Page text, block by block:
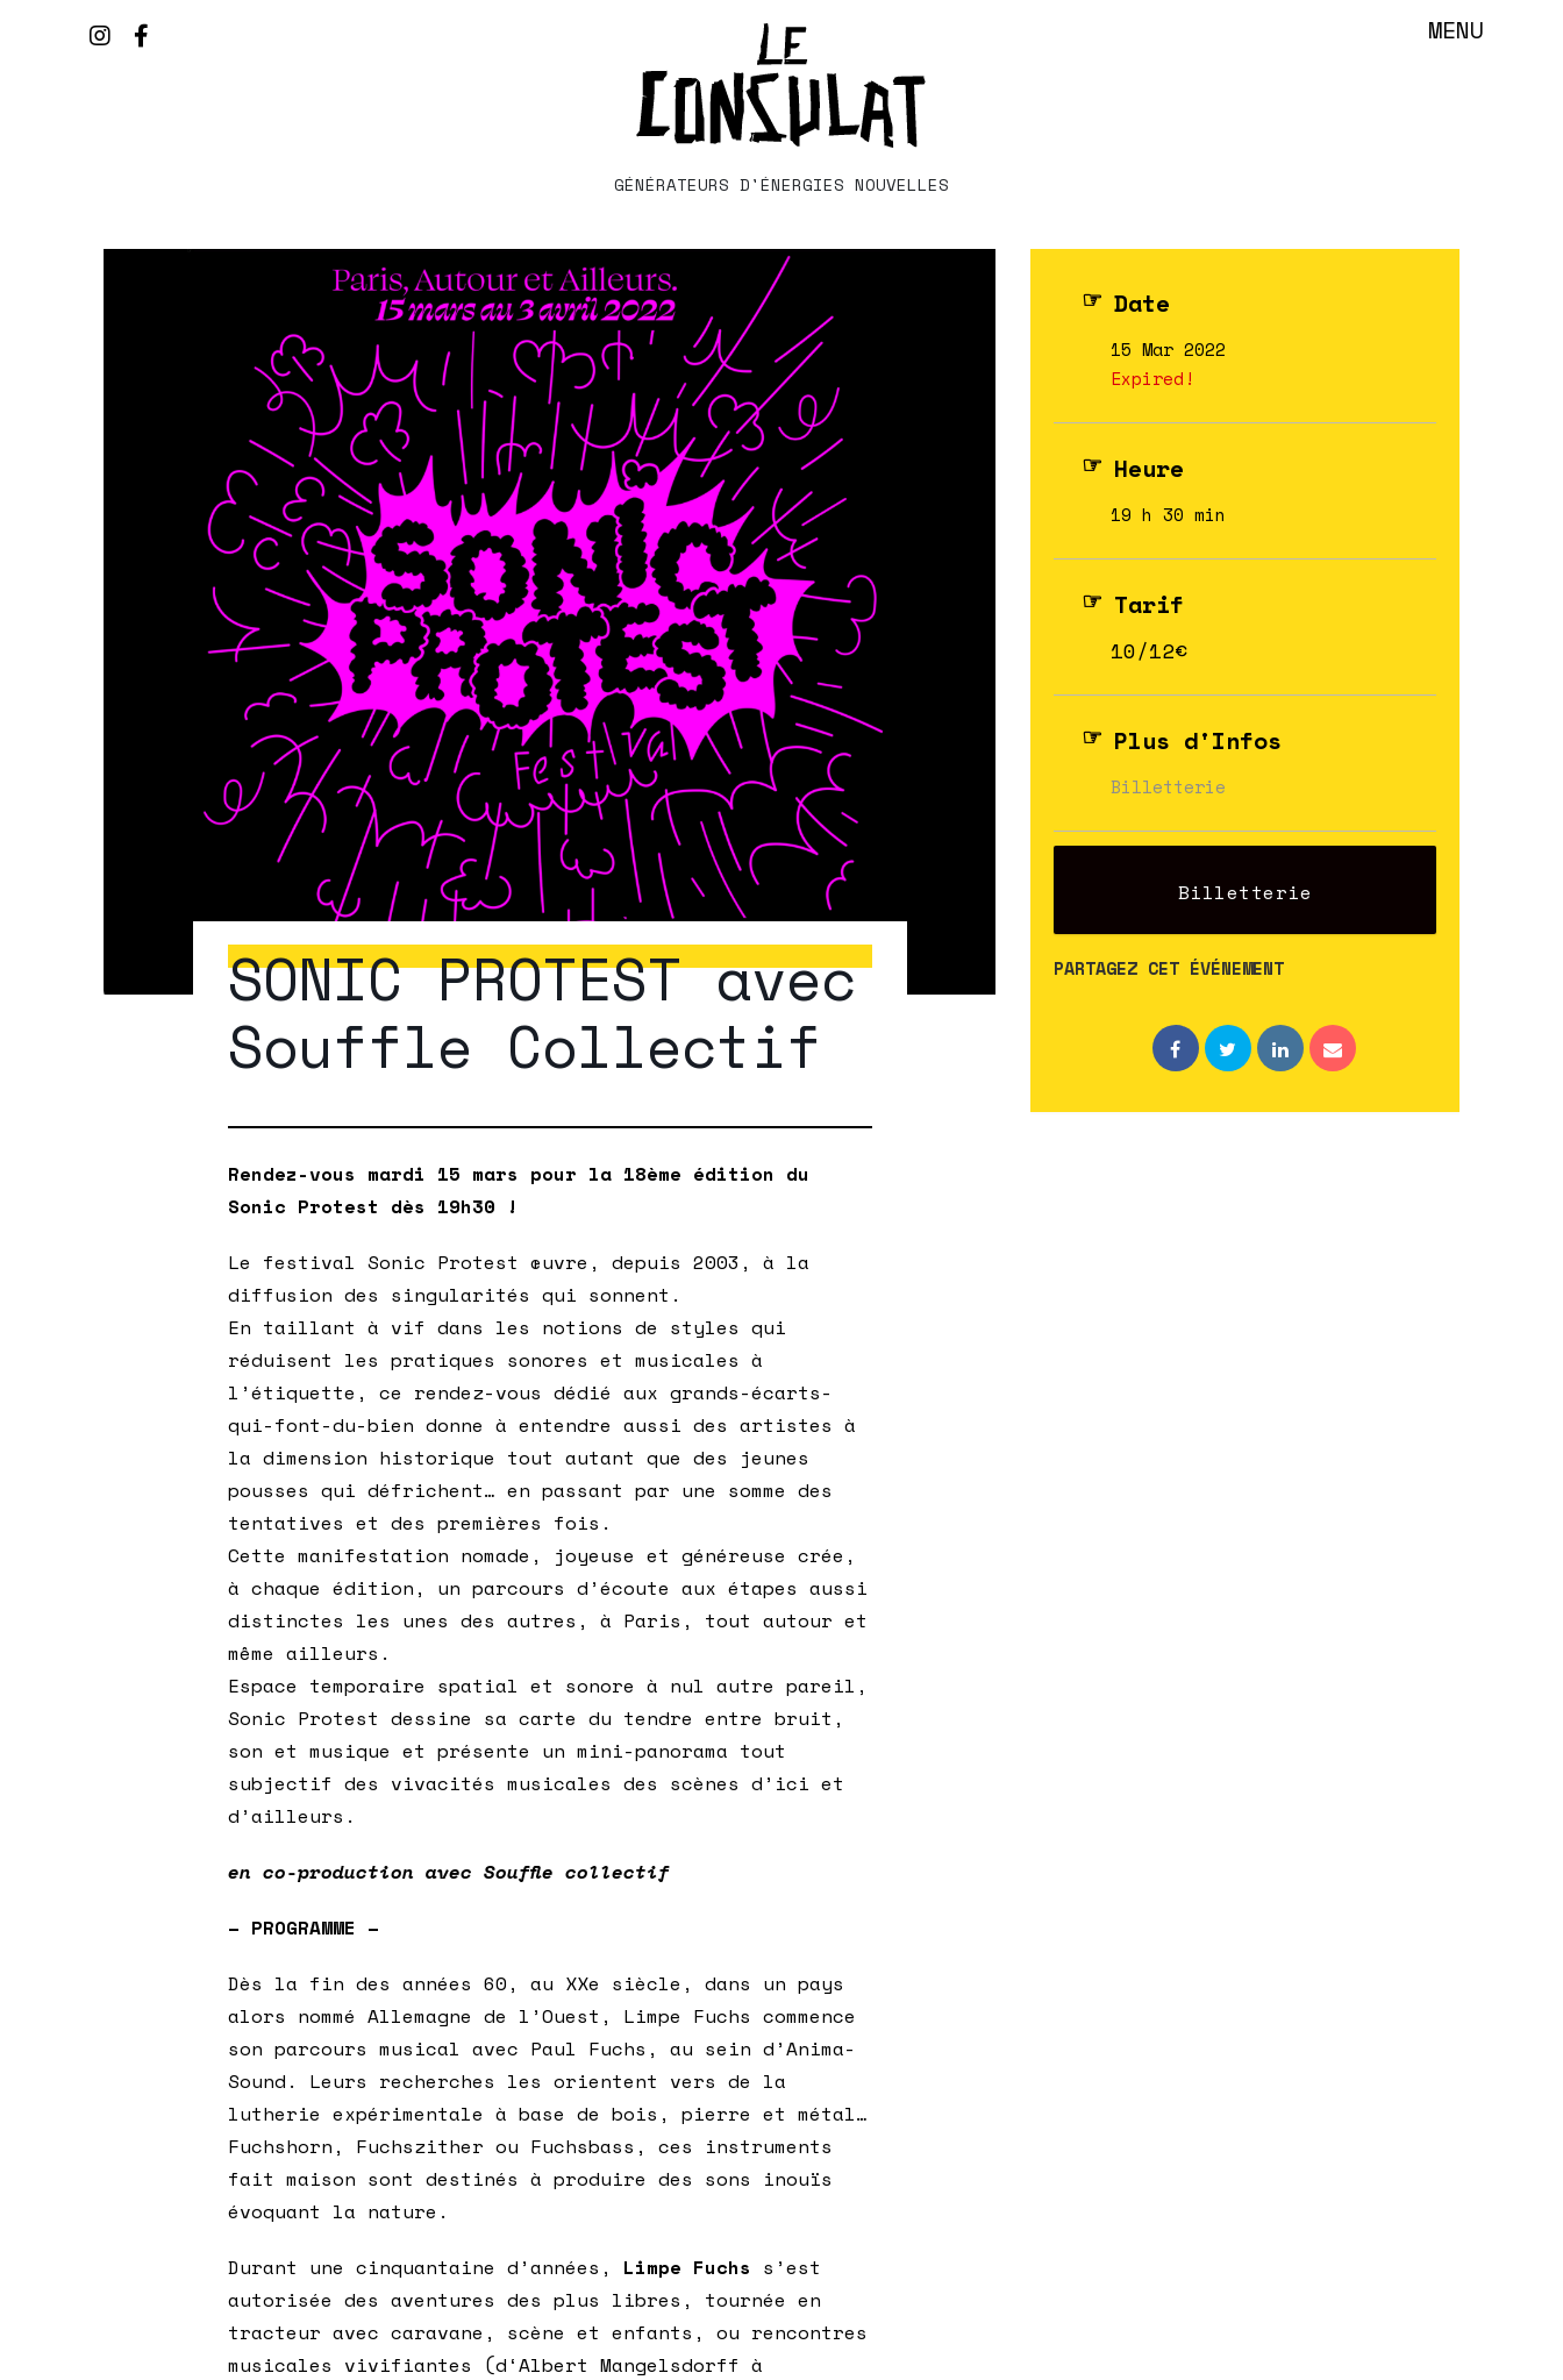
MENU
GÉNÉRATEURS D'ÉNERGIES NOUVELLES
SONIC PROTEST avec
Souffle Collectif
Rendez-vous mardi 15 mars pour la 18ème édition du
Sonic Protest dès 19h30 !
Le festival Sonic Protest œuvre, depuis 2003, à la
diffusion des singularités qui sonnent.
En taillant à vif dans les notions de styles qui
réduisent les pratiques sonores et musicales à
l’étiquette, ce rendez-vous dédié aux grands-écarts-
qui-font-du-bien donne à entendre aussi des artistes à
la dimension historique tout autant que des jeunes
pousses qui défrichent… en passant par une somme des
tentatives et des premières fois.
Cette manifestation nomade, joyeuse et généreuse crée,
à chaque édition, un parcours d’écoute aux étapes aussi
distinctes les unes des autres, à Paris, tout autour et
même ailleurs.
Espace temporaire spatial et sonore à nul autre pareil,
Sonic Protest dessine sa carte du tendre entre bruit,
son et musique et présente un mini-panorama tout
subjectif des vivacités musicales des scènes d’ici et
d’ailleurs.
en co-production avec Souffle collectif
– PROGRAMME –
Dès la fin des années 60, au XXe siècle, dans un pays
alors nommé Allemagne de l’Ouest, Limpe Fuchs commence
son parcours musical avec Paul Fuchs, au sein d’Anima-
Sound. Leurs recherches les orientent vers de la
lutherie expérimentale à base de bois, pierre et métal…
Fuchshorn, Fuchszither ou Fuchsbass, ces instruments
fait maison sont destinés à produire des sons inouïs
évoquant la nature.
Durant une cinquantaine d’années, Limpe Fuchs s’est
autorisée des aventures des plus libres, tournée en
tracteur avec caravane, scène et enfants, ou rencontres
musicales vivifiantes (d‘Albert Mangelsdorff à
Date
15 Mar 2022
Expired!
Heure
19 h 30 min
Tarif
10/12€
Plus d'Infos
Billetterie
Billetterie
PARTAGEZ CET ÉVÉNEMENT